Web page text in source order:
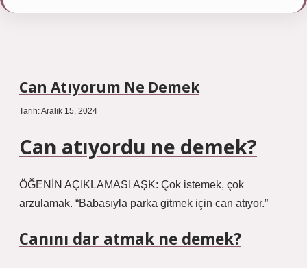
Can Atıyorum Ne Demek
Tarih: Aralık 15, 2024
Can atıyordu ne demek?
ÖĞENİN AÇIKLAMASI AŞK: Çok istemek, çok
arzulamak. “Babasıyla parka gitmek için can atıyor.”
Canını dar atmak ne demek?